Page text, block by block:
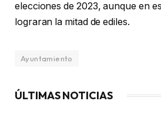
elecciones de 2023, aunque en
lograran la mitad de ediles.
Ayuntamiento
ÚLTIMAS NOTICIAS